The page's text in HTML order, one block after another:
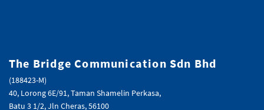
The Bridge Communication Sdn Bhd
(188423-M)
40, Lorong 6E/91, Taman Shamelin Perkasa,
Batu 3 1/2, Jln Cheras, 56100